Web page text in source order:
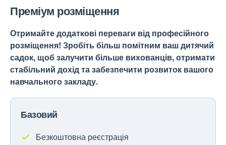
Преміум розміщення
Отримайте додаткові переваги від професійного
розміщення! Зробіть більш помітним ваш дитячий
садок, щоб залучити більше вихованців, отримати
стабільний дохід та забезпечити розвиток вашого
навчального закладу.
Базовий
Безкоштовна реєстрація